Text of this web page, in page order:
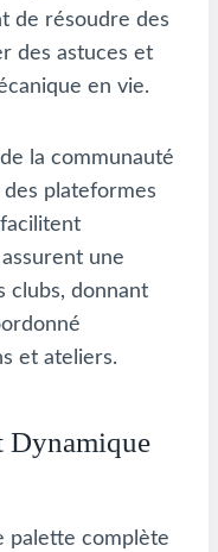
de résoudre des
des astuces et
en vie.
la communauté
des plateformes
une
clubs, donnant
et ateliers.
Dynamique
palette complète